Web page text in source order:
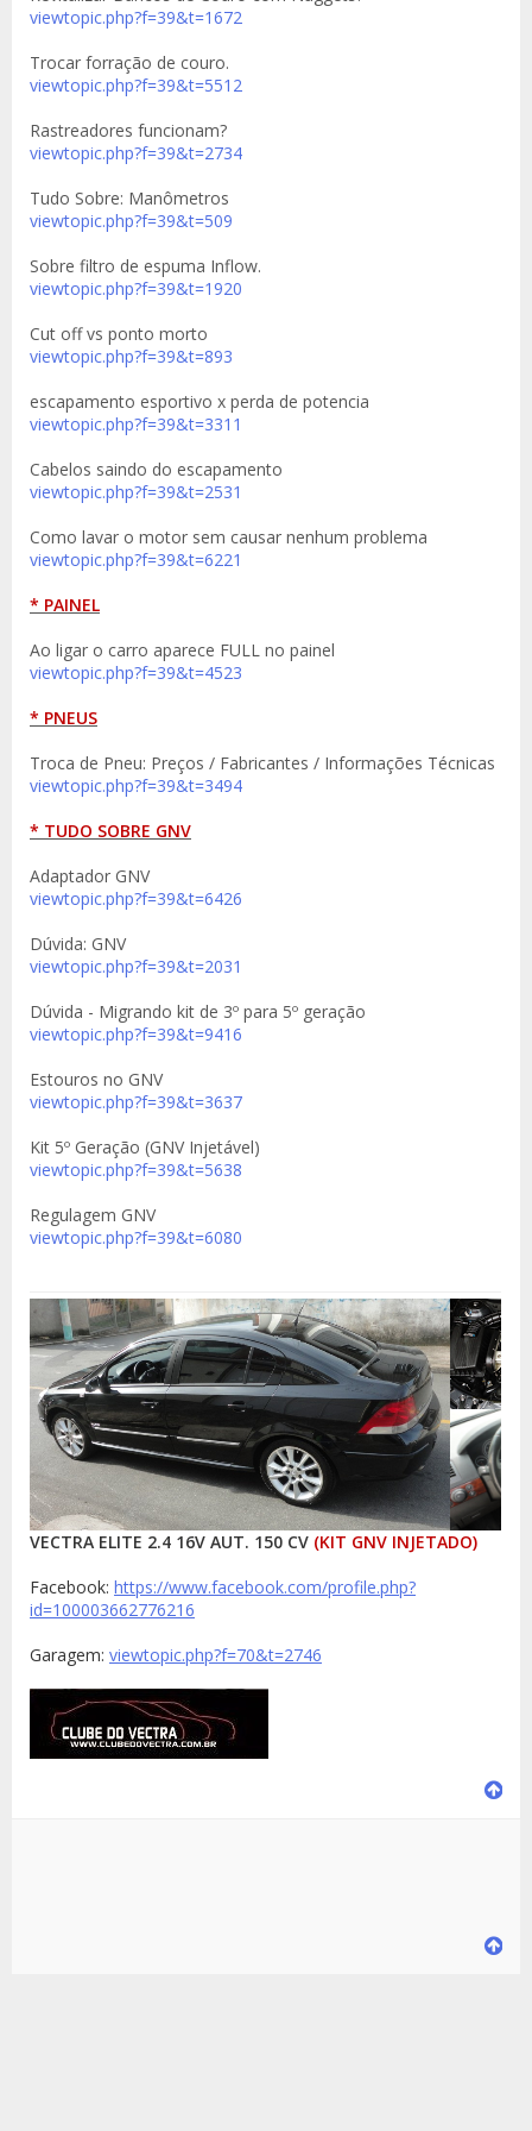
viewtopic.php?f=39&t=1672
Trocar forração de couro.
viewtopic.php?f=39&t=5512
Rastreadores funcionam?
viewtopic.php?f=39&t=2734
Tudo Sobre: Manômetros
viewtopic.php?f=39&t=509
Sobre filtro de espuma Inflow.
viewtopic.php?f=39&t=1920
Cut off vs ponto morto
viewtopic.php?f=39&t=893
escapamento esportivo x perda de potencia
viewtopic.php?f=39&t=3311
Cabelos saindo do escapamento
viewtopic.php?f=39&t=2531
Como lavar o motor sem causar nenhum problema
viewtopic.php?f=39&t=6221
* PAINEL
Ao ligar o carro aparece FULL no painel
viewtopic.php?f=39&t=4523
* PNEUS
Troca de Pneu: Preços / Fabricantes / Informações Técnicas
viewtopic.php?f=39&t=3494
* TUDO SOBRE GNV
Adaptador GNV
viewtopic.php?f=39&t=6426
Dúvida: GNV
viewtopic.php?f=39&t=2031
Dúvida - Migrando kit de 3º para 5º geração
viewtopic.php?f=39&t=9416
Estouros no GNV
viewtopic.php?f=39&t=3637
Kit 5º Geração (GNV Injetável)
viewtopic.php?f=39&t=5638
Regulagem GNV
viewtopic.php?f=39&t=6080
VECTRA ELITE 2.4 16V AUT. 150 CV (KIT GNV INJETADO)
Facebook: https://www.facebook.com/profile.php?
id=100003662776216
Garagem: viewtopic.php?f=70&t=2746